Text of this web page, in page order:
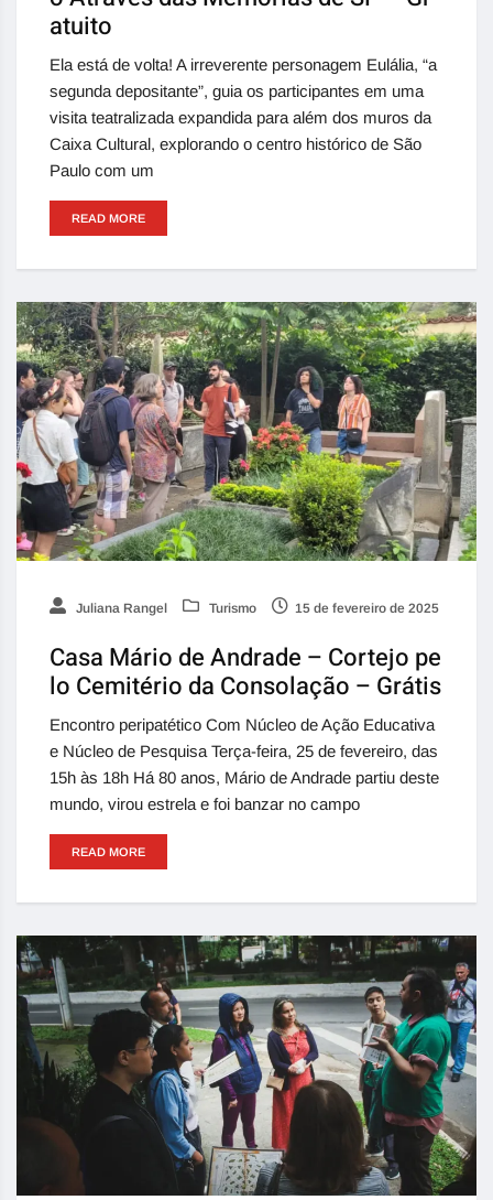
atuito
Ela está de volta! A irreverente personagem Eulália, “a
segunda depositante”, guia os participantes em uma
visita teatralizada expandida para além dos muros da
Caixa Cultural, explorando o centro histórico de São
Paulo com um
READ MORE
Juliana Rangel Turismo 15 de fevereiro de 2025
Casa Mário de Andrade – Cortejo pe
lo Cemitério da Consolação – Grátis
Encontro peripatético Com Núcleo de Ação Educativa
e Núcleo de Pesquisa Terça-feira, 25 de fevereiro, das
15h às 18h Há 80 anos, Mário de Andrade partiu deste
mundo, virou estrela e foi banzar no campo
READ MORE